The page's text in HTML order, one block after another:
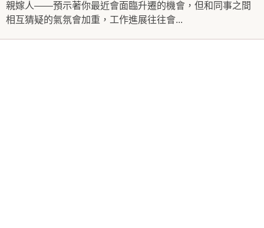
親嫁人——預示著你最近會面臨升遷的機會，但和同事之間
相互猜疑的氣氛會加重，工作進展往往會...